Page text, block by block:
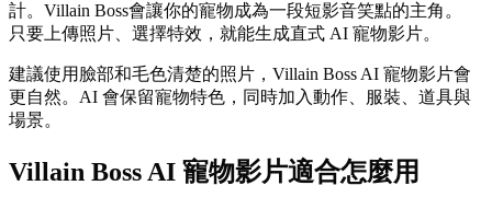
計。Villain Boss會讓你的寵物成為一段短影音笑點的主角。
只要上傳照片、選擇特效，就能生成直式 AI 寵物影片。
建議使用臉部和毛色清楚的照片，Villain Boss AI 寵物影片會
更自然。AI 會保留寵物特色，同時加入動作、服裝、道具與
場景。
Villain Boss AI 寵物影片適合怎麼用